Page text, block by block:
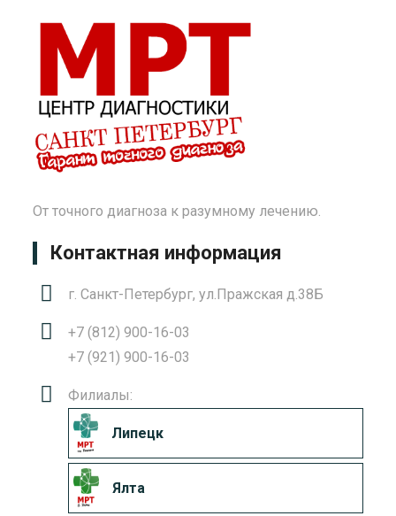
От точного диагноза к разумному лечению.
Контактная информация
г. Санкт-Петербург, ул.Пражская д.38Б
+7 (812) 900-16-03
+7 (921) 900-16-03
Филиалы:
Липецк
Ялта